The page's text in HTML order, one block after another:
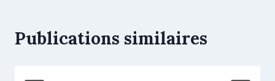
Publications similaires